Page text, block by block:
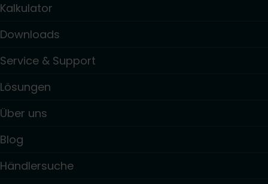
Kalkulator
Downloads
Service & Support
Lösungen
Über uns
Blog
Händlersuche